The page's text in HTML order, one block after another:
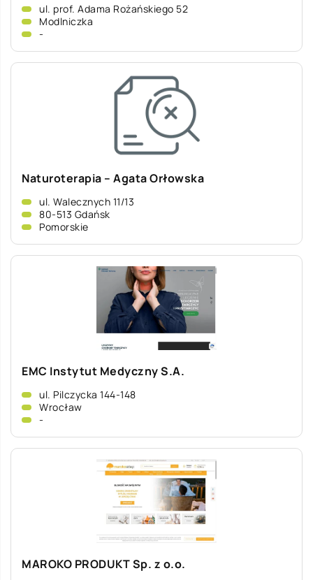
ul. prof. Adama Rożańskiego 52
Modlniczka
-
Naturoterapia – Agata Orłowska
ul. Walecznych 11/13
80-513 Gdańsk
Pomorskie
EMC Instytut Medyczny S.A.
ul. Pilczycka 144-148
Wrocław
-
MAROKO PRODUKT Sp. z o.o.